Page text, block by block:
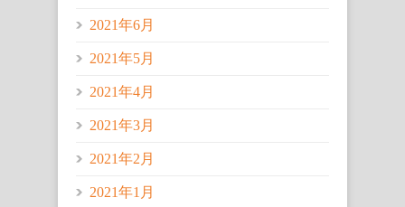
2021年6月
2021年5月
2021年4月
2021年3月
2021年2月
2021年1月